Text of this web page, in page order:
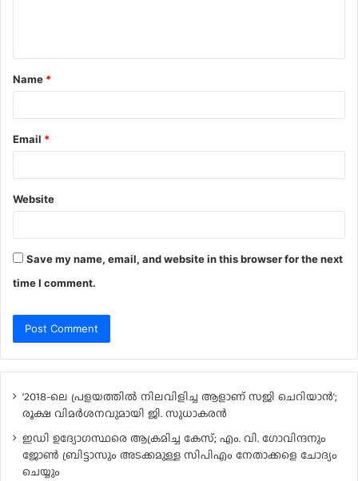
t
*
Name *
Email *
Website
Save my name, email, and website in this browser for the next
time I comment.
‘2018-ലെ പ്രളയത്തിൽ നിലവിളിച്ച ആളാണ് സജി ചെറിയാൻ’;
രൂക്ഷ വിമർശനവുമായി ജി. സുധാകരൻ
ഇഡി ഉദ്യോഗസ്ഥരെ ആക്രമിച്ച കേസ്; എം. വി. ഗോവിന്ദനും
ജോൺ ബ്രിട്ടാസും അടക്കമുള്ള സിപിഎം നേതാക്കളെ ചോദ്യം
ചെയ്യും